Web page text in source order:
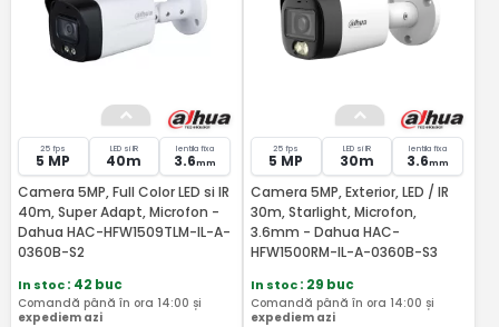
25 fps
5 MP
LED si IR
40m
lentila fixa
3.6mm
Camera 5MP, Full Color LED si IR
40m, Super Adapt, Microfon -
Dahua HAC-HFW1509TLM-IL-A-
0360B-S2
In stoc: 42 buc
Comandă până în ora 14:00 și
expediem azi
25 fps
5 MP
LED si IR
30m
lentila fixa
3.6mm
Camera 5MP, Exterior, LED / IR
30m, Starlight, Microfon,
3.6mm - Dahua HAC-
HFW1500RM-IL-A-0360B-S3
In stoc: 29 buc
Comandă până în ora 14:00 și
expediem azi